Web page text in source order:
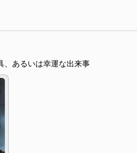
、あるいは幸運な出来事